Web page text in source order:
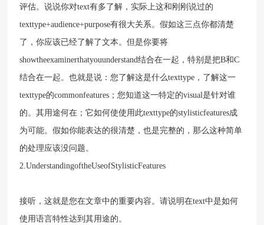
评估。说说你对text有多了解，实际上这和刚刚说过的
texttype+audience+purpose有很大关系。假如这三点你都清楚
了，你应该已经了解了文本。但是你要将
showtheexaminerthatyouunderstand结合在一起，特别是把B和C
结合在一起。也就是说：您了解这是什么texttype，了解这一
texttype的commonfeatures；您知道这一特定的visual是针对谁
的。其用途何在；它如何使使用此texttype的stylisticfeatures成
为可能。假如你能表达的很清楚，也是完整的，那么这种简单
的处理应该没问题。
2.UnderstandingoftheUseofStylisticFeatures
接听，这就是您在文章中的重要内容。请说明在text中是如何
使用语言特性达到其用途的。